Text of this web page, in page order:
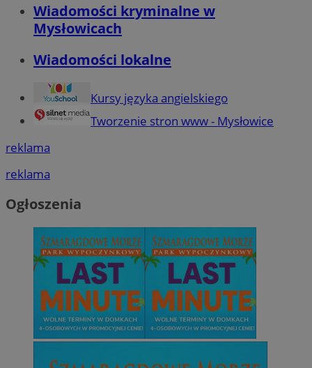
Wiadomości kryminalne w
Mysłowicach
Wiadomości lokalne
Kursy języka angielskiego
Tworzenie stron www - Mysłowice
reklama
reklama
Ogłoszenia